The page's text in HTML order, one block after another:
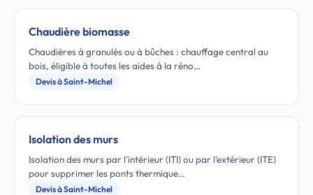
Chaudière biomasse
Chaudières à granulés ou à bûches : chauffage central au
bois, éligible à toutes les aides à la réno…
Devis à Saint-Michel
Isolation des murs
Isolation des murs par l'intérieur (ITI) ou par l'extérieur (ITE)
pour supprimer les ponts thermique…
Devis à Saint-Michel